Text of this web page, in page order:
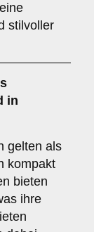
stilvoller
in
gelten als
kompakt
bieten
ihre